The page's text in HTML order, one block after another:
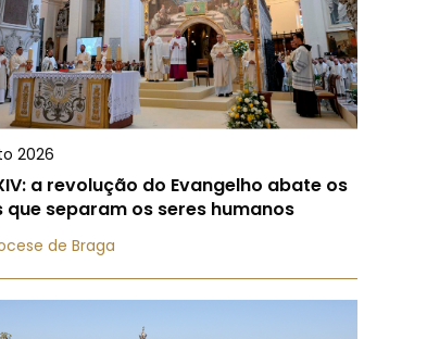
2026
a revolução do Evangelho abate os
que separam os seres humanos
de Braga